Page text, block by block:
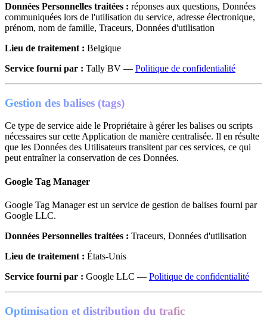
Données Personnelles traitées : réponses aux questions, Données
communiquées lors de l'utilisation du service, adresse électronique,
prénom, nom de famille, Traceurs, Données d'utilisation
Lieu de traitement : Belgique
Service fourni par : Tally BV — Politique de confidentialité
Gestion des balises (tags)
Ce type de service aide le Propriétaire à gérer les balises ou scripts
nécessaires sur cette Application de manière centralisée. Il en résulte
que les Données des Utilisateurs transitent par ces services, ce qui
peut entraîner la conservation de ces Données.
Google Tag Manager
Google Tag Manager est un service de gestion de balises fourni par
Google LLC.
Données Personnelles traitées : Traceurs, Données d'utilisation
Lieu de traitement : États-Unis
Service fourni par : Google LLC — Politique de confidentialité
Optimisation et distribution du trafic